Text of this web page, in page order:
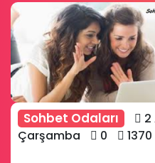
Sohbet Odaları
2
Çarşamba
0 1370